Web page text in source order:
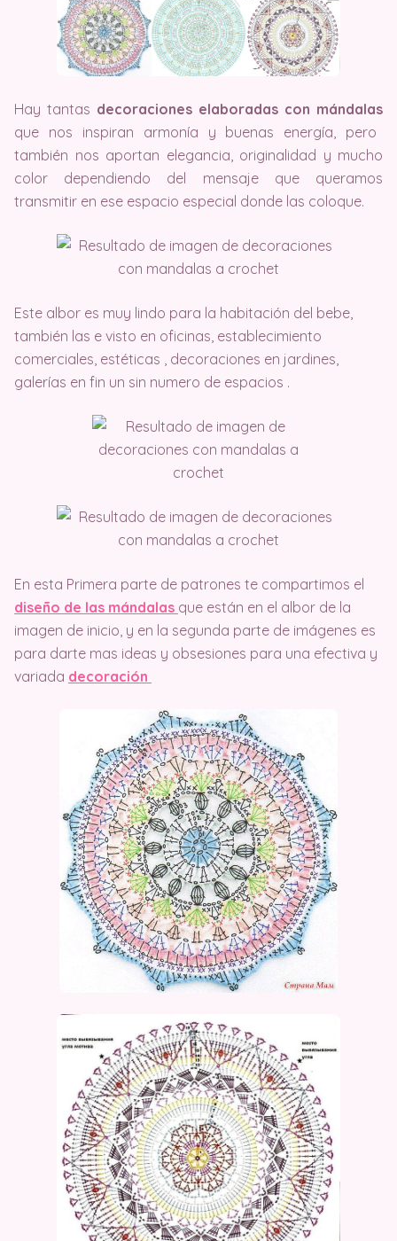
Hay tantas decoraciones elaboradas con mándalas
que nos inspiran armonía y buenas energía, pero
también nos aportan elegancia, originalidad y mucho
color dependiendo del mensaje que queramos
transmitir en ese espacio especial donde las coloque.
Este albor es muy lindo para la habitación del bebe,
también las e visto en oficinas, establecimiento
comerciales, estéticas , decoraciones en jardines,
galerías en fin un sin numero de espacios .
En esta Primera parte de patrones te compartimos el
diseño de las mándalas que están en el albor de la
imagen de inicio, y en la segunda parte de imágenes es
para darte mas ideas y obsesiones para una efectiva y
variada decoración